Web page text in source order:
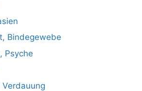
Bindegewebe
Psyche